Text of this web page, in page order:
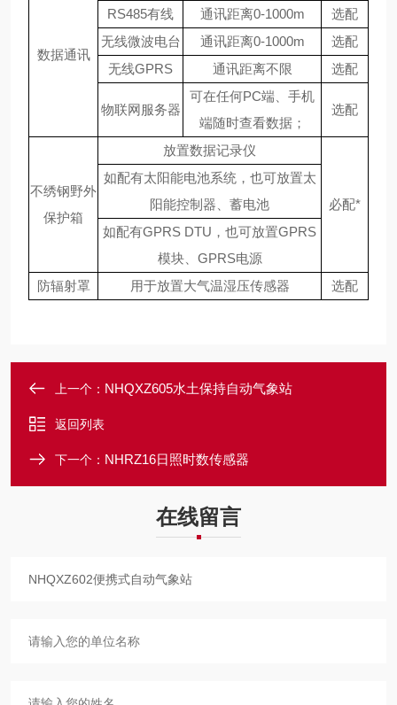
数据通讯
RS485有线
通讯距离0-1000m
选配
无线微波电台
通讯距离0-1000m
选配
无线GPRS
通讯距离不限 选配
物联网服务器
可在任何PC端、手机
端随时查看数据；
选配
不绣钢野外
保护箱
放置数据记录仪
必配*
如配有太阳能电池系统，也可放置太
阳能控制器、蓄电池
如配有GPRS DTU，也可放置GPRS
模块、GPRS电源
防辐射罩
用于放置大气温湿压传感器 选配
上一个： NHQXZ605水土保持自动气象站
返回列表
下一个： NHRZ16日照时数传感器
在线留言